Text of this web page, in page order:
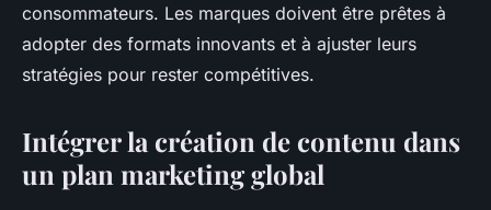
consommateurs. Les marques doivent être prêtes à
adopter des formats innovants et à ajuster leurs
stratégies pour rester compétitives.
Intégrer la création de contenu dans
un plan marketing global